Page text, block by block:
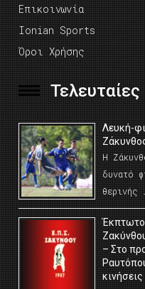
Επικοινωνία
Ionian Sports
Όροι Χρήσης
Τελευταίες
Λευκή-
Η
δυνατό
θερινής
Έκπτωτο
– Στο